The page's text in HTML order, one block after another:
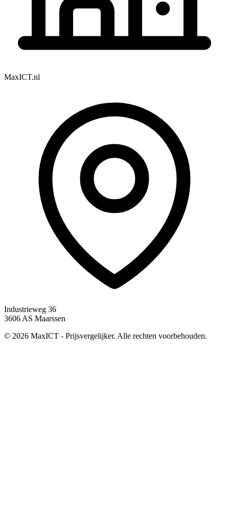
MaxICT.nl
Industrieweg 36
3606 AS Maarssen
© 2026 MaxICT - Prijsvergelijker. Alle rechten voorbehouden.